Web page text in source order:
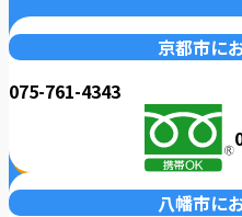
京都市に
075-761-4343
八幡市に